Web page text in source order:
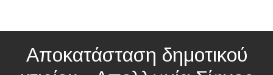
Αποκατάσταση δημοτικού